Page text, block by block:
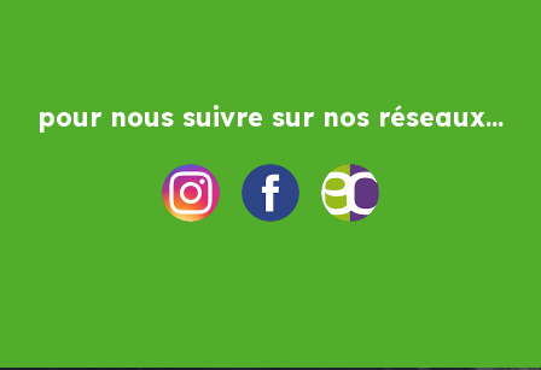
pour nous suivre sur nos réseaux...